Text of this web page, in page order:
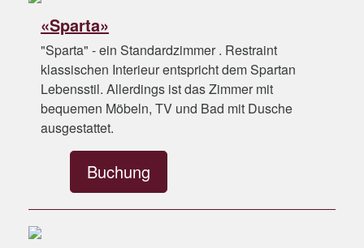
«Sparta»
"Sparta" - ein Standardzimmer . Restraint
klassischen Interieur entspricht dem Spartan
Lebensstil. Allerdings ist das Zimmer mit
bequemen Möbeln, TV und Bad mit Dusche
ausgestattet.
Buchung